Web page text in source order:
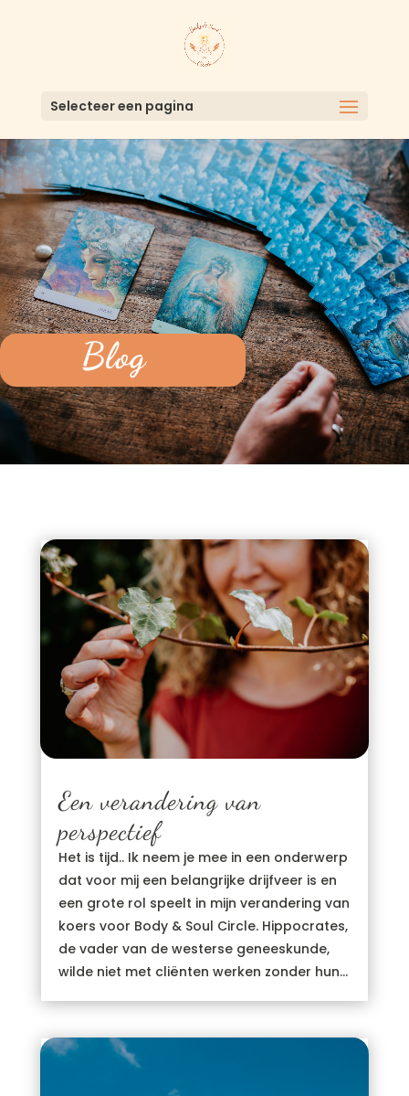
Selecteer een pagina
Blog
Een verandering van
perspectief
Het is tijd.. Ik neem je mee in een onderwerp
dat voor mij een belangrijke drijfveer is en
een grote rol speelt in mijn verandering van
koers voor Body & Soul Circle. Hippocrates,
de vader van de westerse geneeskunde,
wilde niet met cliënten werken zonder hun...